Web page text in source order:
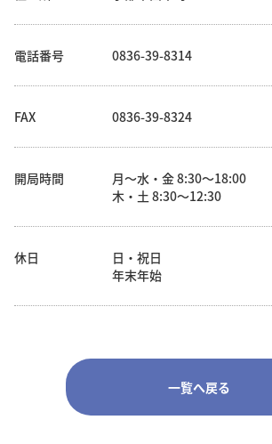
電話番号 0836-39-8314
FAX 0836-39-8324
開局時間
月～水・金 8:30～18:00
木・土 8:30～12:30
休日
日・祝日
年末年始
一覧へ戻る